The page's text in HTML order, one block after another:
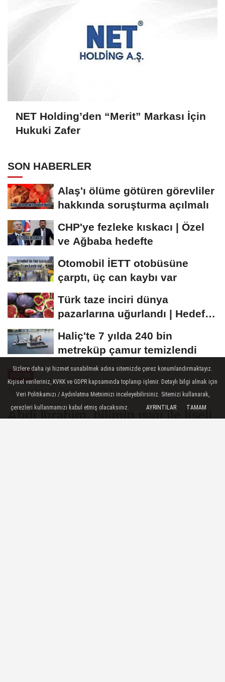
NET Holding’den “Merit” Markası İçin
Hukuki Zafer
SON HABERLER
Alaş'ı ölüme götüren görevliler
hakkında soruşturma açılmalı
CHP'ye fezleke kıskacı | Özel
ve Ağbaba hedefte
Otomobil İETT otobüsüne
çarptı, üç can kaybı var
Türk taze inciri dünya
pazarlarına uğurlandı | Hedef
Haliç'te 7 yılda 240 bin
metreküp çamur temizlendi
Yayınlanma: 25 Eylül 2024 - 10:00
Abdi İbrahim, bilimin ışığı ile liseli
Sizlere daha iyi hizmet sunabilmek adına sitemizde çerez konumlandırmaktayız.
Kişisel verileriniz, KVKK ve GDPR kapsamında toplanıp işlenir. Detaylı bilgi almak için
Veri Politikamızı / Aydınlatma Metnimizi inceleyebilirsiniz. Sitemizi kullanarak,
çerezleri kullanmamızı kabul etmiş olacaksınız.
AYRINTILAR TAMAM